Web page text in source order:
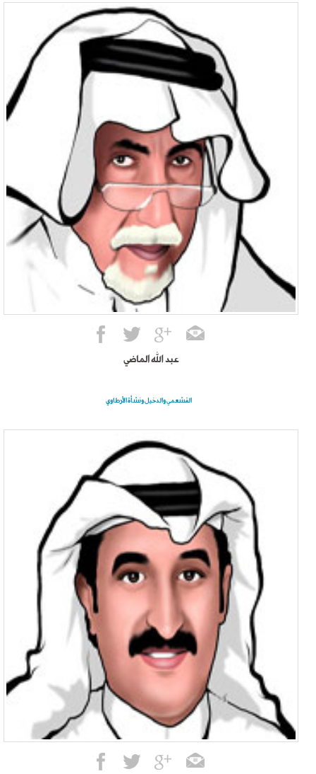
عبد الله الماضي
القشعمي والدخيل ونشأة الأرطاوي